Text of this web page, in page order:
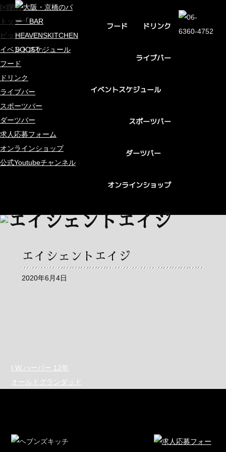
フード ドリンク
ライブバー
イベントスケジュール
スポーツバー
ダーツバー
オンラインショップ
[×]閉じる
トップページ
ピックアップ
イベントスケジュール
フード
ドリンク
ライブバー
スポーツバー
ダーツバー
求人応募フォーム
オンラインショップ
公式Youtubeチャンネル
エイシェントエイジ
2020年6月4日
I.W.ハーパー 12年
オールドグランダッド